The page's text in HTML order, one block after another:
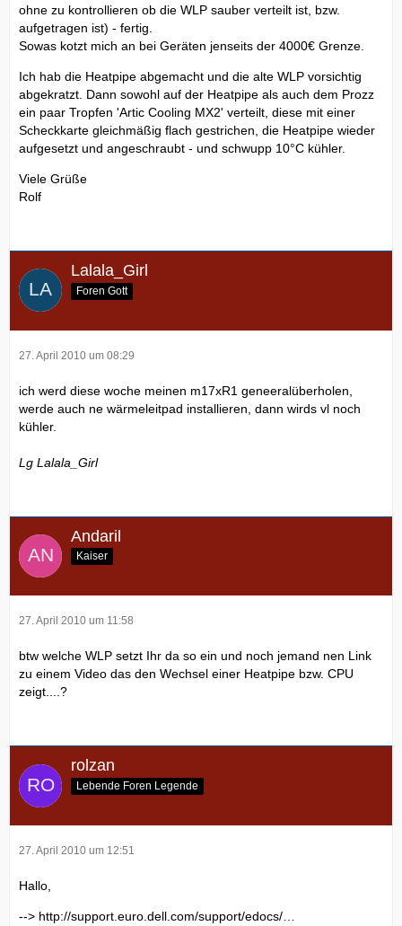
ohne zu kontrollieren ob die WLP sauber verteilt ist, bzw.
aufgetragen ist) - fertig.
Sowas kotzt mich an bei Geräten jenseits der 4000€ Grenze.
Ich hab die Heatpipe abgemacht und die alte WLP vorsichtig
abgekratzt. Dann sowohl auf der Heatpipe als auch dem Prozz
ein paar Tropfen 'Artic Cooling MX2' verteilt, diese mit einer
Scheckkarte gleichmäßig flach gestrichen, die Heatpipe wieder
aufgesetzt und angeschraubt - und schwupp 10°C kühler.
Viele Grüße
Rolf
Lalala_Girl
Foren Gott
27. April 2010 um 08:29
ich werd diese woche meinen m17xR1 geneeralüberholen,
werde auch ne wärmeleitpad installieren, dann wirds vl noch
kühler.
Lg Lalala_Girl
Andaril
Kaiser
27. April 2010 um 11:58
btw welche WLP setzt Ihr da so ein und noch jemand nen Link
zu einem Video das den Wechsel einer Heatpipe bzw. CPU
zeigt....?
rolzan
Lebende Foren Legende
27. April 2010 um 12:51
Hallo,
--> http://support.euro.dell.com/support/edocs/…